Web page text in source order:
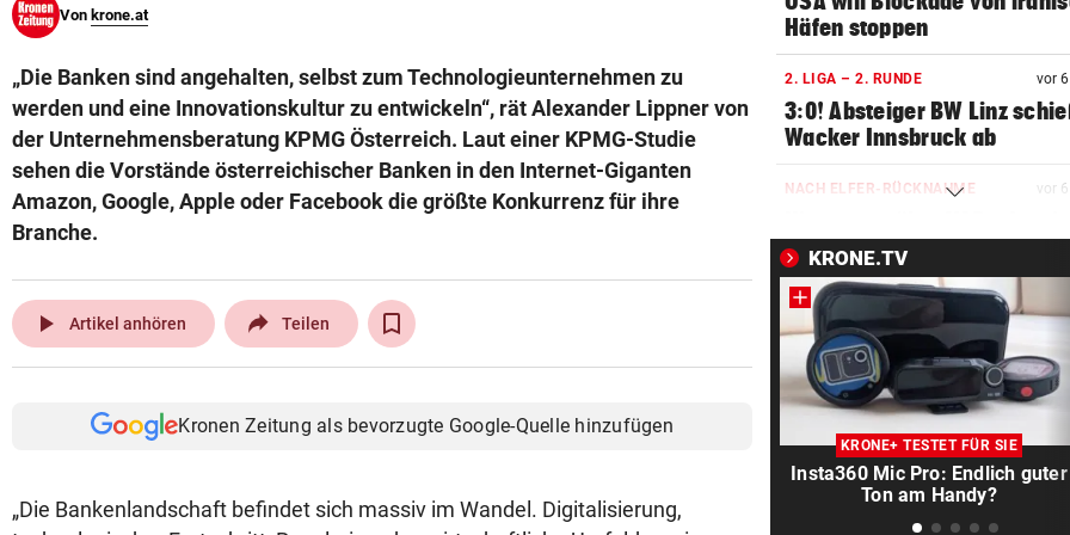
© Krone Multimedia GmbH & Co KG 2026
Von krone.at
„Die Banken sind angehalten, selbst zum Technologieunternehmen zu
werden und eine Innovationskultur zu entwickeln“, rät Alexander Lippner von
der Unternehmensberatung KPMG Österreich. Laut einer KPMG-Studie
sehen die Vorstände österreichischer Banken in den Internet-Giganten
Amazon, Google, Apple oder Facebook die größte Konkurrenz für ihre
Branche.
play_arrow Artikel anhören Teilen
Kronen Zeitung als bevorzugte Google-Quelle hinzufügen
„Die Bankenlandschaft befindet sich massiv im Wandel. Digitalisierung,
Häfen stoppen
2. LIGA – 2. RUNDE vor
3:0! Absteiger BW Linz
Wacker Innsbruck ab
NACH ELFER-RÜCKNAHME vor
absoluter Skandal!“
WEGEN CEUTA-KRISE
Spanien kontert: Jetzt
Grenzkontrollen für Italien
SONNTAG NOCH IM KASTEN vor
Klubs aus Holland und
locken WAC-Goalie
KRONE.TV
KRONE+ TESTET FÜR SIE
Insta360 Mic Pro: Endlich guter
Ton am Handy?